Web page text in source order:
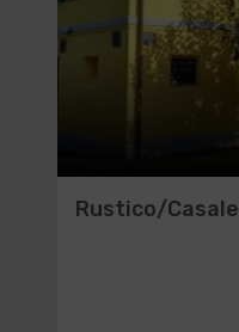
Rustico/Casale